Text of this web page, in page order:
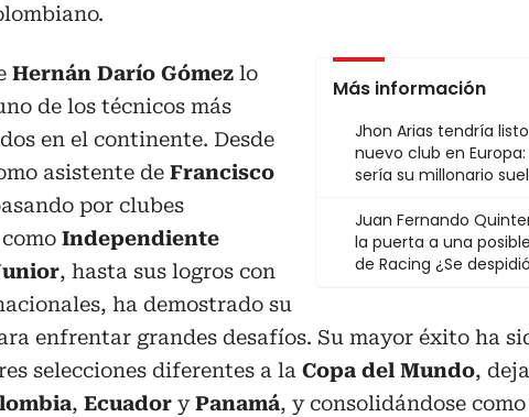
Más información
Jhon Arias tendría
nuevo club en
sería su millonario
Juan Fernando
la puerta a una
de Racing ¿Se
Hernán Darío Gómez lo
de los técnicos más
en el continente. Desde
asistente de Francisco
por clubes
Independiente
, hasta sus logros con
ha demostrado su
enfrentar grandes desafíos. Su mayor éxito ha
selecciones diferentes a la Copa del Mundo,
, Ecuador yPanamá, y consolidándose